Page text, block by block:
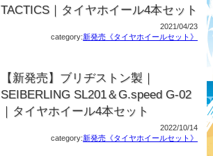
TACTICS｜タイヤホイール4本セット
2021/04/23
category:新発売《タイヤホイールセット》
【新発売】ブリヂストン製｜
SEIBERLING SL201＆G.speed G-02
｜タイヤホイール4本セット
2022/10/14
category:新発売《タイヤホイールセット》